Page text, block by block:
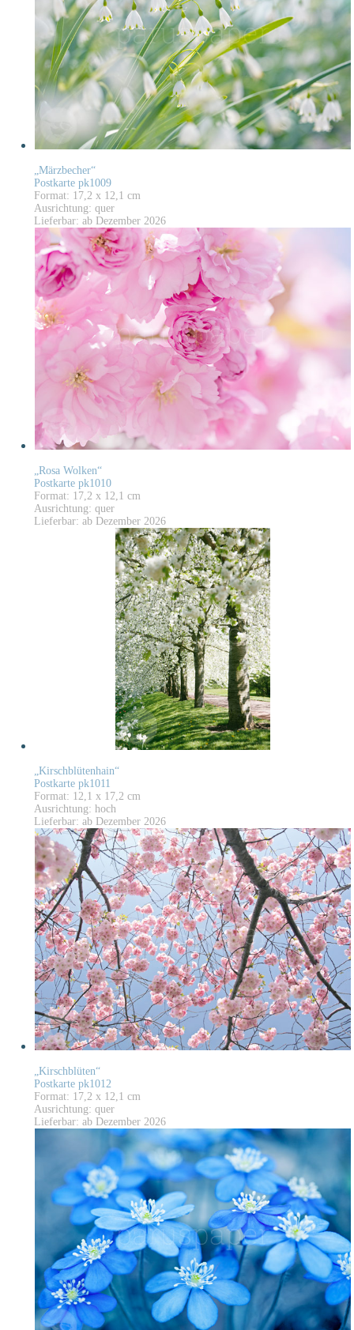
„Märzbecher“
Postkarte pk1009
Format: 17,2 x 12,1 cm
Ausrichtung: quer
Lieferbar: ab Dezember 2026
„Rosa Wolken“
Postkarte pk1010
Format: 17,2 x 12,1 cm
Ausrichtung: quer
Lieferbar: ab Dezember 2026
„Kirschblütenhain“
Postkarte pk1011
Format: 12,1 x 17,2 cm
Ausrichtung: hoch
Lieferbar: ab Dezember 2026
„Kirschblüten“
Postkarte pk1012
Format: 17,2 x 12,1 cm
Ausrichtung: quer
Lieferbar: ab Dezember 2026